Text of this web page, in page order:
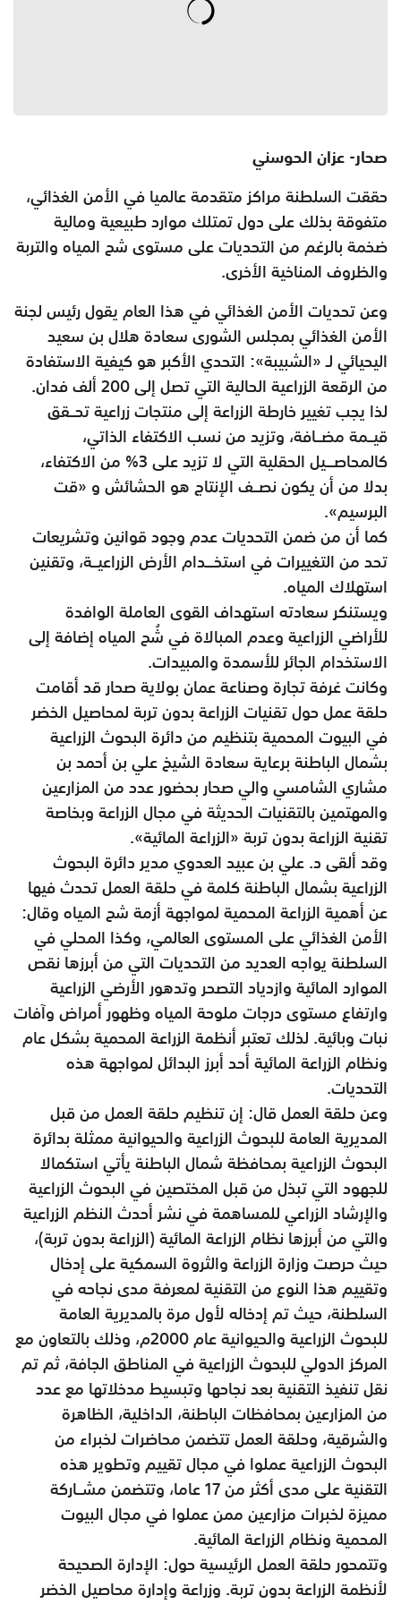
صحار- عزان الحوسني
حققت السلطنة مراكز متقدمة عالميا في الأمن الغذائي،
متفوقة بذلك على دول تمتلك موارد طبيعية ومالية
ضخمة بالرغم من التحديات على مستوى شح المياه والتربة
والظروف المناخية الأخرى.
وعن تحديات الأمن الغذائي في هذا العام يقول رئيس لجنة
الأمن الغذائي بمجلس الشورى سعادة هلال بن سعيد
اليحيائي لـ «الشبيبة»: التحدي الأكبر هو كيفية الاستفادة
من الرقعة الزراعية الحالية التي تصل إلى 200 ألف فدان.
لذا يجب تغيير خارطة الزراعة إلى منتجات زراعية تحــقق
قيــمة مضــافة، وتزيد من نسب الاكتفاء الذاتي،
كالمحاصـــيل الحقلية التي لا تزيد على 3% من الاكتفاء،
بدلا من أن يكون نصــف الإنتاج هو الحشائش و «قت
البرسيم».
كما أن من ضمن التحديات عدم وجود قوانين وتشريعات
تحد من التغييرات في استخـــدام الأرض الزراعيــة، وتقنين
استهلاك المياه.
ويستنكر سعادته استهداف القوى العاملة الوافدة
للأراضي الزراعية وعدم المبالاة في شُح المياه إضافة إلى
الاستخدام الجائر للأسمدة والمبيدات.
وكانت غرفة تجارة وصناعة عمان بولاية صحار قد أقامت
حلقة عمل حول تقنيات الزراعة بدون تربة لمحاصيل الخضر
في البيوت المحمية بتنظيم من دائرة البحوث الزراعية
بشمال الباطنة برعاية سعادة الشيخ علي بن أحمد بن
مشاري الشامسي والي صحار بحضور عدد من المزارعين
والمهتمين بالتقنيات الحديثة في مجال الزراعة وبخاصة
تقنية الزراعة بدون تربة «الزراعة المائية».
وقد ألقى د. علي بن عبيد العدوي مدير دائرة البحوث
الزراعية بشمال الباطنة كلمة في حلقة العمل تحدث فيها
عن أهمية الزراعة المحمية لمواجهة أزمة شح المياه وقال:
الأمن الغذائي على المستوى العالمي، وكذا المحلي في
السلطنة يواجه العديد من التحديات التي من أبرزها نقص
الموارد المائية وازدياد التصحر وتدهور الأرضي الزراعية
وارتفاع مستوى درجات ملوحة المياه وظهور أمراض وآفات
نبات وبائية. لذلك تعتبر أنظمة الزراعة المحمية بشكل عام
ونظام الزراعة المائية أحد أبرز البدائل لمواجهة هذه
التحديات.
وعن حلقة العمل قال: إن تنظيم حلقة العمل من قبل
المديرية العامة للبحوث الزراعية والحيوانية ممثلة بدائرة
البحوث الزراعية بمحافظة شمال الباطنة يأتي استكمالا
للجهود التي تبذل من قبل المختصين في البحوث الزراعية
والإرشاد الزراعي للمساهمة في نشر أحدث النظم الزراعية
والتي من أبرزها نظام الزراعة المائية (الزراعة بدون تربة)،
حيث حرصت وزارة الزراعة والثروة السمكية على إدخال
وتقييم هذا النوع من التقنية لمعرفة مدى نجاحه في
السلطنة، حيث تم إدخاله لأول مرة بالمديرية العامة
للبحوث الزراعية والحيوانية عام 2000م، وذلك بالتعاون مع
المركز الدولي للبحوث الزراعية في المناطق الجافة، ثم تم
نقل تنفيذ التقنية بعد نجاحها وتبسيط مدخلاتها مع عدد
من المزارعين بمحافظات الباطنة، الداخلية، الظاهرة
والشرقية، وحلقة العمل تتضمن محاضرات لخبراء من
البحوث الزراعية عملوا في مجال تقييم وتطوير هذه
التقنية على مدى أكثر من 17 عاما، وتتضمن مشــاركة
مميزة لخبرات مزارعين ممن عملوا في مجال البيوت
المحمية ونظام الزراعة المائية.
وتتمحور حلقة العمل الرئيسية حول: الإدارة الصحيحة
لأنظمة الزراعة بدون تربة. وزراعة وإدارة محاصيل الخضر